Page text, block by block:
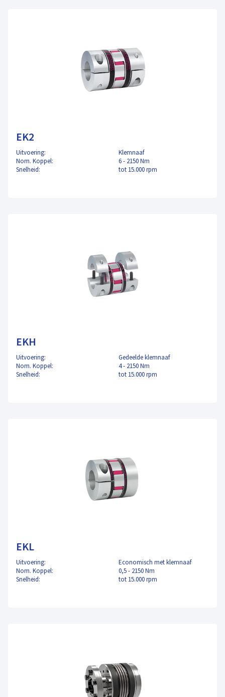
EK2
Uitvoering:
Klemnaaf
Nom. Koppel:
6 - 2150 Nm
Snelheid:
tot 15.000 rpm
EKH
Uitvoering:
Gedeelde klemnaaf
Nom. Koppel:
4 - 2150 Nm
Snelheid:
tot 15.000 rpm
EKL
Uitvoering:
Economisch met klemnaaf
Nom. Koppel:
0,5 - 2150 Nm
Snelheid:
tot 15.000 rpm